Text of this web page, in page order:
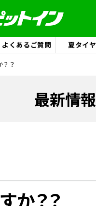
よくあるご質問 夏タイヤ
？？
最新情報
か？？